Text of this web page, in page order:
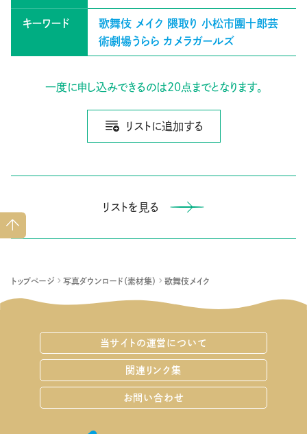
トップページ 写真ダウンロード（素材集） 歌舞伎メイク
キーワード 歌舞伎 メイク 隈取り 小松市團十郎芸
術劇場うらら カメラガールズ
一度に申し込みできるのは20点までとなります。
リストに追加する
リストを見る
ペー
ジト
ップ
当サイトの運営について
関連リンク集
お問い合わせ